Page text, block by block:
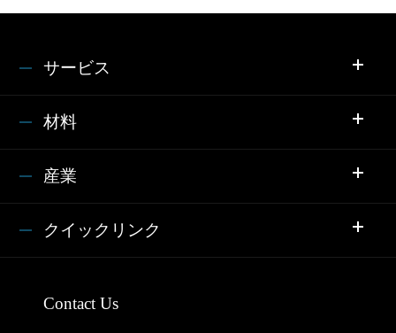
サービス
材料
産業
クイックリンク
Contact Us